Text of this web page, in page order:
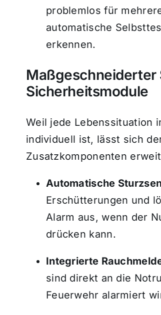
problemlos für
automatische
erkennen.
Sicherheitsmodule
Weil jede Lebenssituation
individuell ist, lässt sich
Zusatzkomponenten
Automatische
Erschütterungen und
Alarm aus, wenn der
drücken kann.
Integrierte
sind direkt an die
Feuerwehr alarmiert